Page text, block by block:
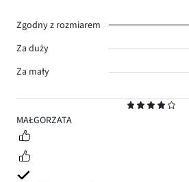
4
MAŁGORZATA
Zgodny z rozmiarem
Za duży
Za mały